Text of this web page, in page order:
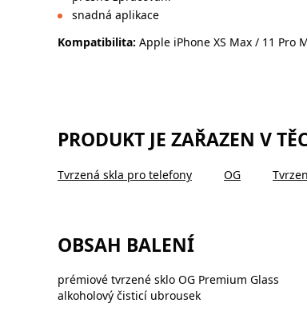
snadná aplikace
Kompatibilita: Apple iPhone XS Max / 11 Pro
PRODUKT JE ZAŘAZEN V
Tvrzená skla pro telefony OG
OBSAH BALENÍ
prémiové tvrzené sklo OG Premium Glass
alkoholový čisticí ubrousek